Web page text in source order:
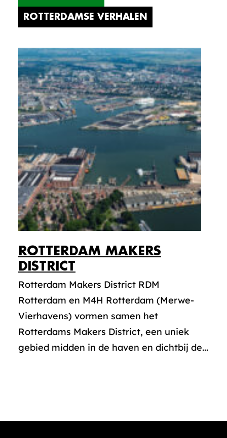
ROTTERDAMSE VERHALEN
ROTTERDAM MAKERS
DISTRICT
Rotterdam Makers District RDM
Rotterdam en M4H Rotterdam (Merwe-
Vierhavens) vormen samen het
Rotterdams Makers District, een uniek
gebied midden in de haven en dichtbij de...